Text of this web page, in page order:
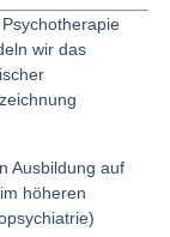
wir das
Ausbildung auf
höheren